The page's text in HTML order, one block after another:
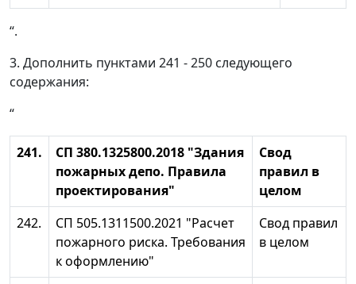
“.
3. Дополнить пунктами 241 - 250 следующего
содержания:
“
241.
СП 380.1325800.2018 "Здания
пожарных депо. Правила
проектирования"
Свод
правил в
целом
242.
СП 505.1311500.2021 "Расчет
пожарного риска. Требования
к оформлению"
Свод правил
в целом